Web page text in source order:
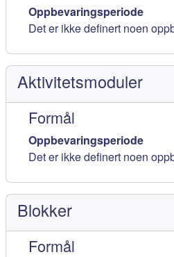
Oppbevaringsperiode
Det er ikke definert noen
Aktivitetsmoduler
Formål
Oppbevaringsperiode
Det er ikke definert noen
Blokker
Formål